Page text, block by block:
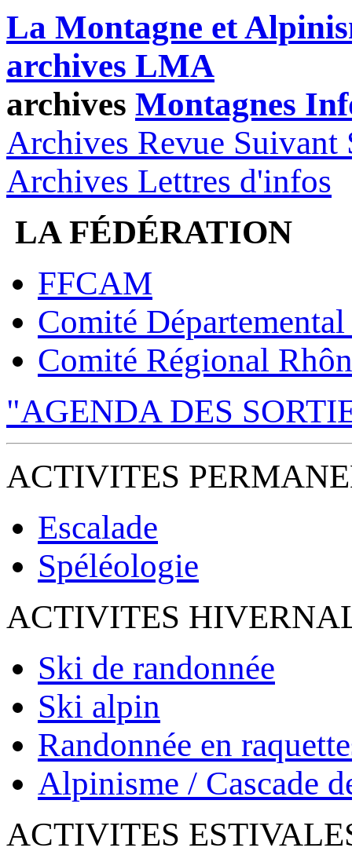
La Montagne et
archives LMA
archives Montagnes
Archives Revue Suivant
Archives Lettres d'infos
LA FÉDÉRATION
FFCAM
Comité
Comité Régional
"AGENDA DES
ACTIVITES
Escalade
Spéléologie
ACTIVITES
Ski de randonnée
Ski alpin
Randonnée en
Alpinisme / Cascade
ACTIVITES